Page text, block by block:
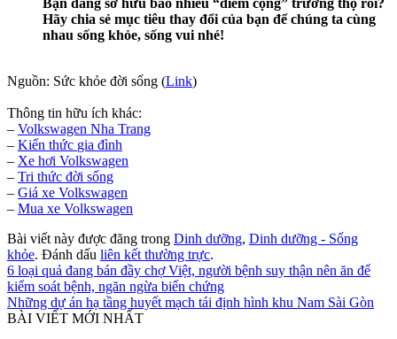
Bạn đang sở hữu bao nhiêu “điểm cộng” trường thọ rồi?
Hãy chia sẻ mục tiêu thay đổi của bạn để chúng ta cùng
nhau sống khỏe, sống vui nhé!
Nguồn: Sức khỏe đời sống (Link)
Thông tin hữu ích khác:
– Volkswagen Nha Trang
– Kiến thức gia đình
– Xe hơi Volkswagen
– Tri thức đời sống
– Giá xe Volkswagen
– Mua xe Volkswagen
Bài viết này được đăng trong Dinh dưỡng, Dinh dưỡng - Sống
khỏe. Đánh dấu liên kết thường trực.
6 loại quả đang bán đầy chợ Việt, người bệnh suy thận nên ăn để
kiểm soát bệnh, ngăn ngừa biến chứng
Những dự án hạ tầng huyết mạch tái định hình khu Nam Sài Gòn
BÀI VIẾT MỚI NHẤT